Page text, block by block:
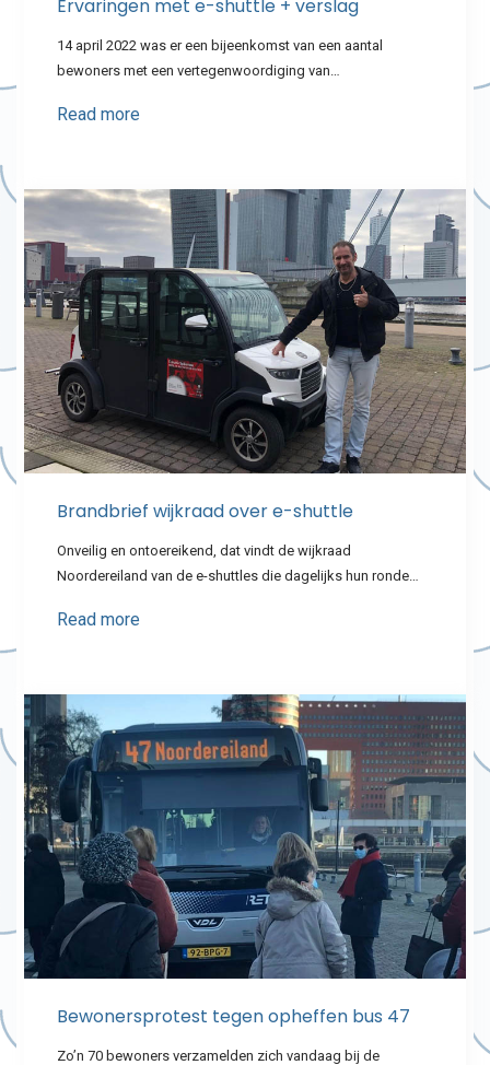
Ervaringen met e-shuttle + verslag
14 april 2022 was er een bijeenkomst van een aantal
bewoners met een vertegenwoordiging van…
Read more
Brandbrief wijkraad over e-shuttle
Onveilig en ontoereikend, dat vindt de wijkraad
Noordereiland van de e-shuttles die dagelijks hun ronde…
Read more
Bewonersprotest tegen opheffen bus 47
Zo’n 70 bewoners verzamelden zich vandaag bij de